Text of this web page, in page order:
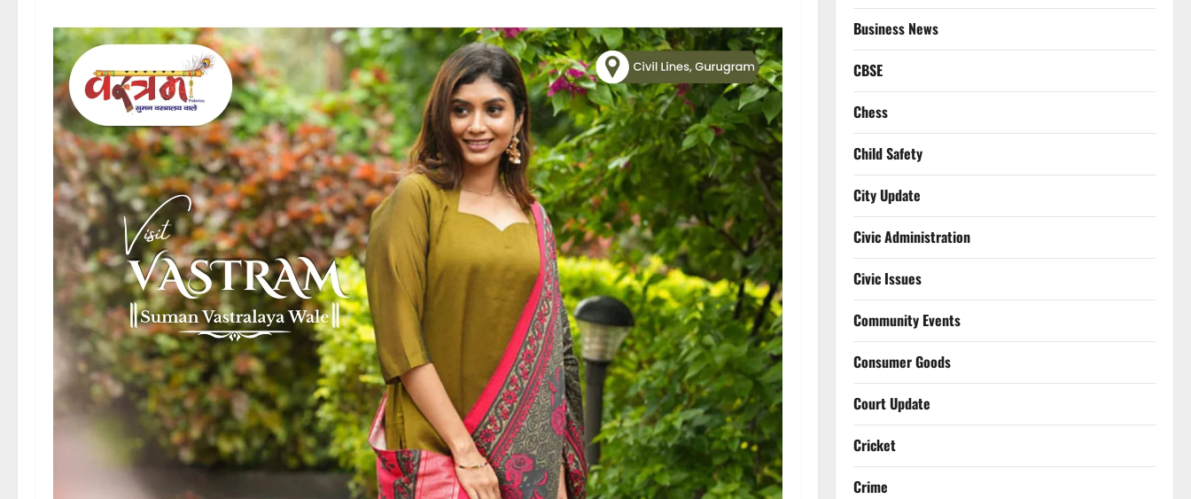
Business News
CBSE
Chess
Child Safety
City Update
Civic Administration
Civic Issues
Community Events
Consumer Goods
Court Update
Cricket
Crime